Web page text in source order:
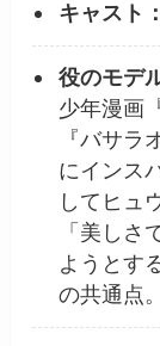
キャスト
役のモデ
少年漫画
『バサラ
にインス
してヒュ
「美しさ
ようとす
の共通点。